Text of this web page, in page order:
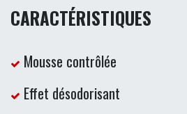
CARACTÉRISTIQUES
Mousse contrôlée
Effet désodorisant